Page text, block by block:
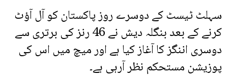
سہلٹ ٹیسٹ کے دوسرے روز پاکستان کو آل آؤٹ
کرنے کے بعد بنگلہ دیش نے 46 رنز کی برتری سے
دوسری اننگز کا آغاز کیا ہے اور میچ میں اس کی
پوزیشن مستحکم نظر آرہی ہے۔